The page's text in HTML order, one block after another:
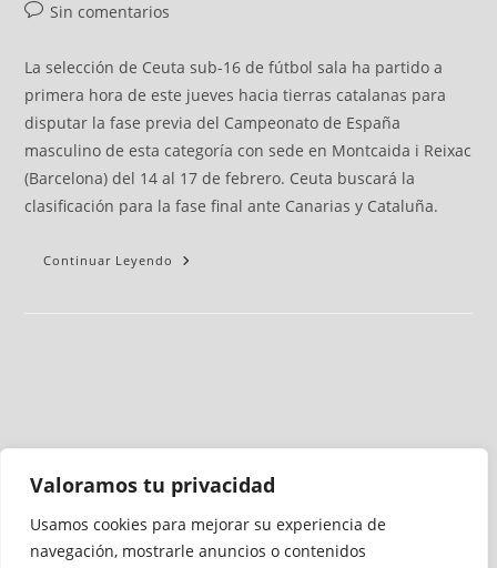
Valoramos tu privacidad
Usamos cookies para mejorar su experiencia de
navegación, mostrarle anuncios o contenidos
Sin comentarios
La selección de Ceuta sub-16 de fútbol sala ha partido a
primera hora de este jueves hacia tierras catalanas para
disputar la fase previa del Campeonato de España
masculino de esta categoría con sede en Montcaida i Reixac
(Barcelona) del 14 al 17 de febrero. Ceuta buscará la
clasificación para la fase final ante Canarias y Cataluña.
Continuar Leyendo
Medio auditado por